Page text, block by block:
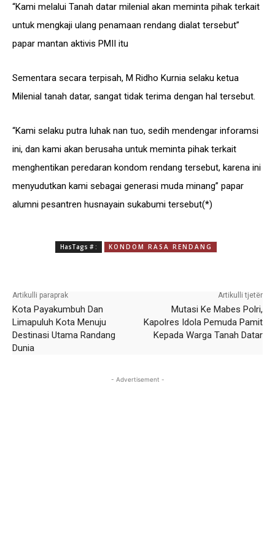
“Kami melalui Tanah datar milenial akan meminta pihak terkait
untuk mengkaji ulang penamaan rendang dialat tersebut”
papar mantan aktivis PMII itu
Sementara secara terpisah, M Ridho Kurnia selaku ketua
Milenial tanah datar, sangat tidak terima dengan hal tersebut.
“Kami selaku putra luhak nan tuo, sedih mendengar inforamsi
ini, dan kami akan berusaha untuk meminta pihak terkait
menghentikan peredaran kondom rendang tersebut, karena ini
menyudutkan kami sebagai generasi muda minang” papar
alumni pesantren husnayain sukabumi tersebut(*)
HasTags # : KONDOM RASA RENDANG
Artikulli paraprak
Kota Payakumbuh Dan
Limapuluh Kota Menuju
Destinasi Utama Randang
Dunia
Artikulli tjetër
Mutasi Ke Mabes Polri,
Kapolres Idola Pemuda Pamit
Kepada Warga Tanah Datar
- Advertisement -